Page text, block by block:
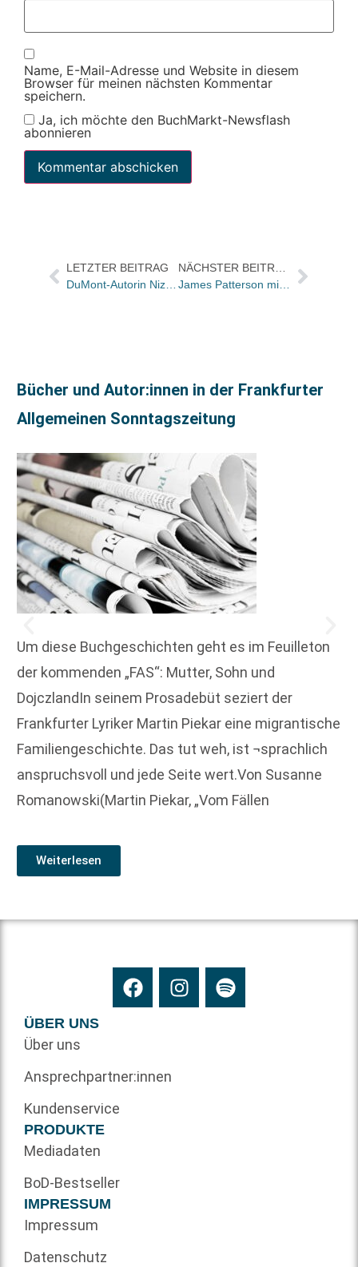
Name, E-Mail-Adresse und Website in diesem
Browser für meinen nächsten Kommentar
speichern.
Ja, ich möchte den BuchMarkt-Newsflash
abonnieren
LETZTER BEITRAG
DuMont-Autorin Nizaqete Bislimi morgen im ZDF Mittagsmagazin
Bücher und Autor:innen in der Frankfurter
Allgemeinen Sonntagszeitung
Um diese Buchgeschichten geht es im Feuilleton
der kommenden „FAS“: Mutter, Sohn und
DojczlandIn seinem Prosadebüt seziert der
Frankfurter Lyriker Martin Piekar eine migrantische
Familiengeschichte. Das tut weh, ist ¬sprachlich
anspruchsvoll und jede Seite wert.Von Susanne
Romanowski(Martin Piekar, „Vom Fällen
Weiterlesen
ÜBER UNS
Über uns
Ansprechpartner:innen
Kundenservice
PRODUKTE
Mediadaten
BoD-Bestseller
IMPRESSUM
Impressum
Datenschutz